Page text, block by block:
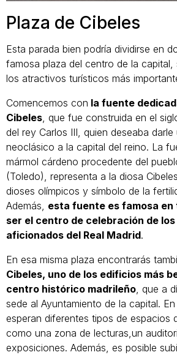
Plaza de Cibeles
Esta parada bien podría dividirse en
famosa plaza del centro de la capital,
los atractivos turísticos más
Comencemos con la fuente
Cibeles , que fue construida en el
del rey Carlos III, quien deseaba
neoclásico a la capital del reino. La
mármol cárdeno procedente del
(Toledo), representa a la diosa
dioses olímpicos y símbolo de la
Además, esta fuente es famosa en
ser el centro de celebración de
aficionados del Real Madrid.
En esa misma plaza encontrarás
Cibeles, uno de los edificios más
centro histórico madrileño , que a
sede al Ayuntamiento de la capital.
esperan diferentes tipos de espacios
como una zona de lecturas,un
exposiciones. Además, es posible